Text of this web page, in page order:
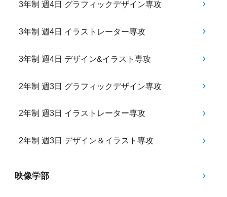
3年制 週4日 グラフィックデザイン専攻
3年制 週4日 イラストレーター専攻
3年制 週4日 デザイン&イラスト専攻
2年制 週3日 グラフィックデザイン専攻
2年制 週3日 イラストレーター専攻
2年制 週3日 デザイン＆イラスト専攻
映像学部